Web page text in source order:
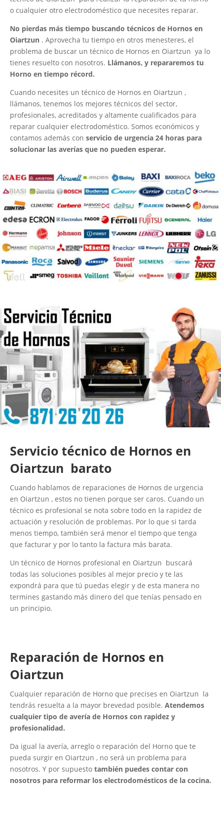
o cualquier otro electrodoméstico que necesites reparar.
No pierdas más tiempo buscando técnicos de Hornos en
Oiartzun . Aprovecha tu tiempo en otros menesteres, el
problema de buscar un técnico de Hornos en Oiartzun ya lo
tienes resuelto con nosotros. Llámanos, y repararemos tu
Horno en tiempo récord.
Cuando necesites un técnico de Hornos en Oiartzun ,
llámanos, tenemos los mejores técnicos del sector,
profesionales, acreditados y altamente cualificados para
reparar cualquier electrodoméstico. Somos económicos y
contamos además con servicio de urgencia 24 horas para
solucionar las averías que no pueden esperar.
Servicio técnico de Hornos en
Oiartzun barato
Cuando hablamos de reparaciones de Hornos de urgencia
en Oiartzun , estos no tienen porque ser caros. Cuando un
técnico es profesional se nota sobre todo en la rapidez de
actuación y resolución de problemas. Por lo que si tarda
menos tiempo, también será menor el tiempo que tenga
que facturar y por lo tanto la factura más barata.
Un técnico de Hornos profesional en Oiartzun buscará
todas las soluciones posibles al mejor precio y te las
expondrá para que tú puedas elegir y de esta manera no
termines gastando más dinero del que tenías pensado en
un principio.
Reparación de Hornos en
Oiartzun
Cualquier reparación de Horno que precises en Oiartzun la
tendrás resuelta a la mayor brevedad posible. Atendemos
cualquier tipo de avería de Hornos con rapidez y
profesionalidad.
Da igual la avería, arreglo o reparación del Horno que te
pueda surgir en Oiartzun , no será un problema para
nosotros. Y por supuesto también puedes contar con
nosotros para reformar los electrodomésticos de la cocina.